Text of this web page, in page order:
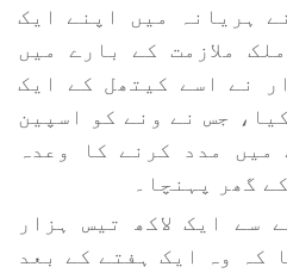
ہریانہ میں اپنے ایک
ملازمت کے بارے میں
نے اسے کیتھل کے ایک
جس نے ونے کو اسپین
میں مدد کرنے کا وعدہ
گھر پہنچا۔
سے ایک لاکھ تیس ہزار
کہ وہ ایک ہفتے کے بعد